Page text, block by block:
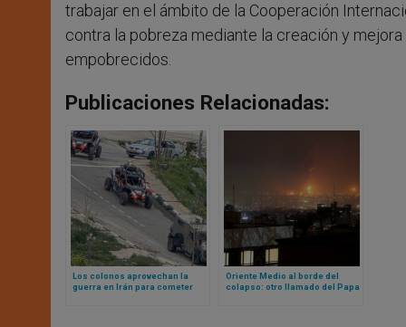
trabajar en el ámbito de la Cooperación
contra la pobreza mediante la creación y
empobrecidos.
Publicaciones Relacionadas:
Los colonos aprovechan la
guerra en Irán para cometer
Oriente Medio al borde del
colapso: otro llamado del Papa